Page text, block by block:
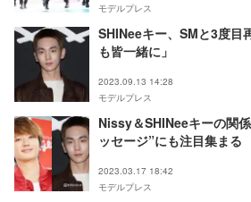
モデルプレス
SHINeeキー、SMと3度目
も皆一緒に」
2023.09.13 14:28
モデルプレス
Nissy＆SHINeeキーの関
ッセージ”にも注目集まる
2023.03.17 18:42
モデルプレス